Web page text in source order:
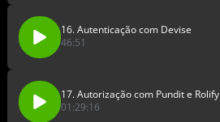
16. Autenticação com Devise
46:51
17. Autorização com Pundit e Rolify
01:29:16